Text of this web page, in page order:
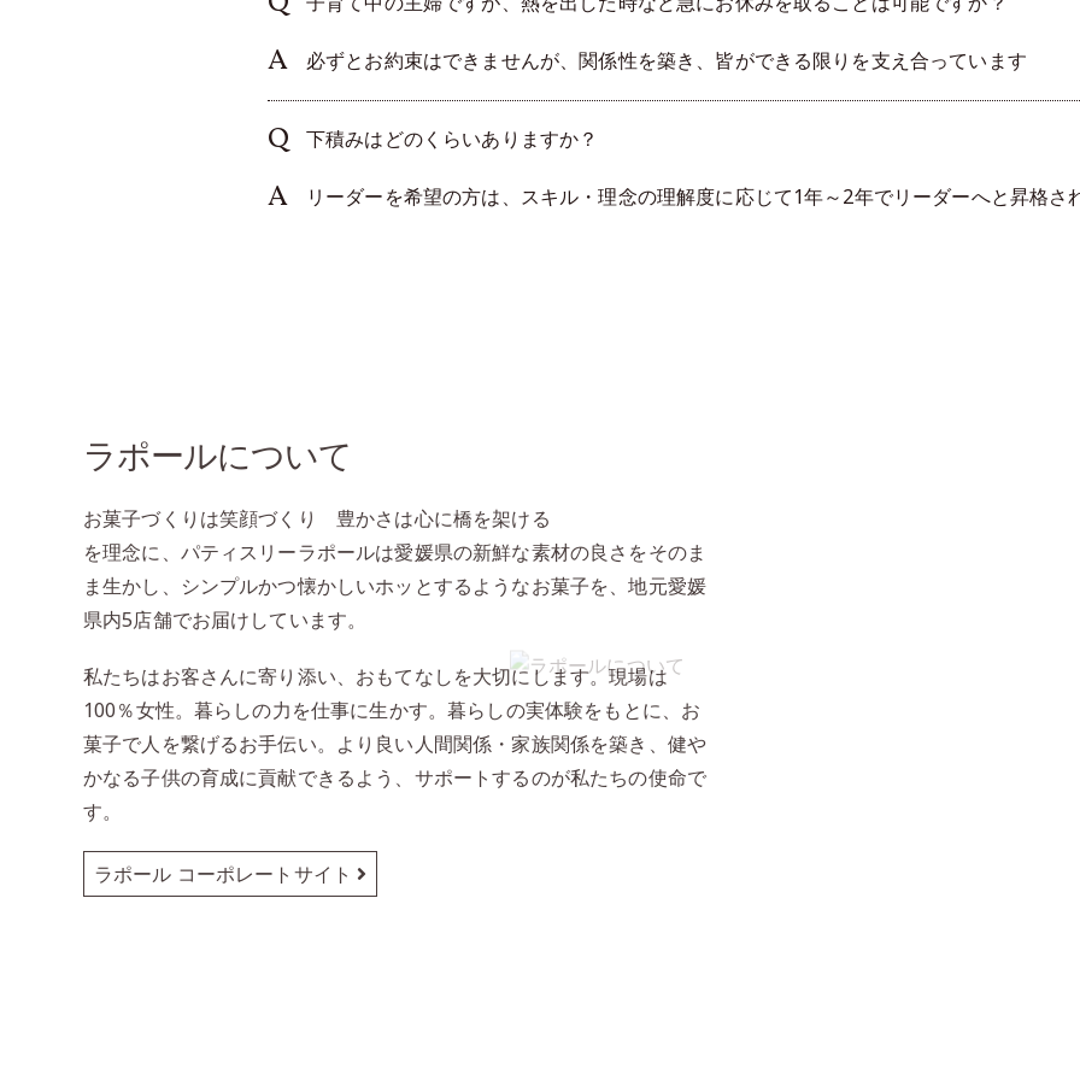
必ずとお約束はできませんが、関係性を築き、皆ができる限りを支え合っています
下積みはどのくらいありますか？
リーダーを希望の方は、スキル・理念の理解度に応じて1年～2年でリーダーへと昇格さ
ラポールについて
お菓子づくりは笑顔づくり 豊かさは心に橋を架ける
を理念に、パティスリーラポールは愛媛県の新鮮な素材の良さをそのま
ま生かし、シンプルかつ懐かしいホッとするようなお菓子を、地元愛媛
県内5店舗でお届けしています。
私たちはお客さんに寄り添い、おもてなしを大切にします。現場は
100％女性。暮らしの力を仕事に生かす。暮らしの実体験をもとに、お
菓子で人を繋げるお手伝い。より良い人間関係・家族関係を築き、健や
かなる子供の育成に貢献できるよう、サポートするのが私たちの使命で
す。
ラポール コーポレートサイト